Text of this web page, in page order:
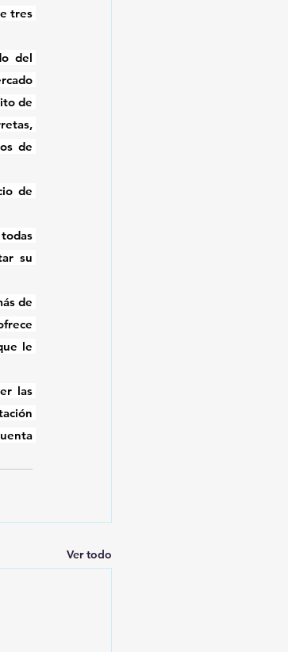
tres
del
de
de
de
su
de
le
las
Ver todo